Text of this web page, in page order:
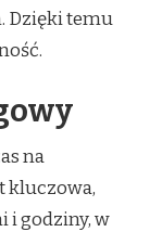
Dzięki temu
na
kluczowa,
i godziny, w